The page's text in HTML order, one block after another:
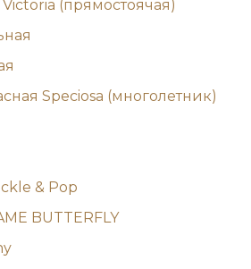
(прямостоячая)
Speciosa (многолетник)
& Pop
BUTTERFLY